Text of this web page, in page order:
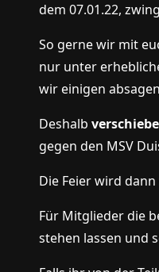
dem 07.01.22,
So gerne wir mit
nur unter
wir einigen
Deshalb
gegen den MSV
Die Feier wird
Für Mitglieder die
stehen lassen und